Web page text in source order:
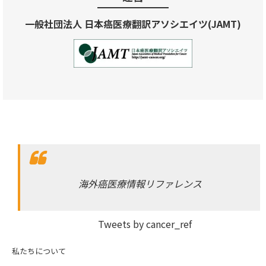
一般社団法人 日本癌医療翻訳アソシエイツ(JAMT)
海外癌医療情報リファレンス
Tweets by cancer_ref
私たちについて